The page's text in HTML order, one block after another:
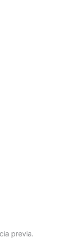
previa.